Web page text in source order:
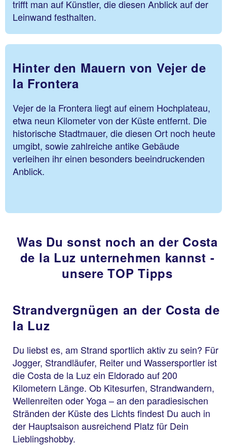
trifft man auf Künstler, die diesen Anblick auf der
Leinwand festhalten.
Hinter den Mauern von Vejer de
la Frontera
Vejer de la Frontera liegt auf einem Hochplateau,
etwa neun Kilometer von der Küste entfernt. Die
historische Stadtmauer, die diesen Ort noch heute
umgibt, sowie zahlreiche antike Gebäude
verleihen ihr einen besonders beeindruckenden
Anblick.
Was Du sonst noch an der Costa
de la Luz unternehmen kannst -
unsere TOP Tipps
Strandvergnügen an der Costa de
la Luz
Du liebst es, am Strand sportlich aktiv zu sein? Für
Jogger, Strandläufer, Reiter und Wassersportler ist
die Costa de la Luz ein Eldorado auf 200
Kilometern Länge. Ob Kitesurfen, Strandwandern,
Wellenreiten oder Yoga – an den paradiesischen
Stränden der Küste des Lichts findest Du auch in
der Hauptsaison ausreichend Platz für Dein
Lieblingshobby.